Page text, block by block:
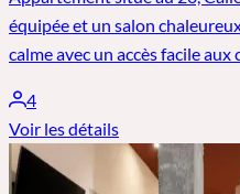
équipée et un salon
calme avec un accès facile
4
Voir les détails